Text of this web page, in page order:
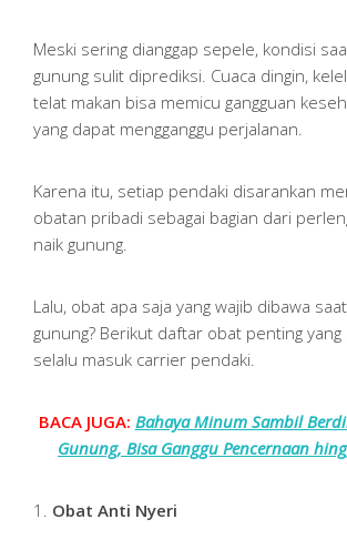
Meski sering dianggap sepele, kondisi
gunung sulit diprediksi. Cuaca dingin,
telat makan bisa memicu gangguan
yang dapat mengganggu perjalanan.
Karena itu, setiap pendaki disarankan
obatan pribadi sebagai bagian dari
naik gunung.
Lalu, obat apa saja yang wajib dibawa
gunung? Berikut daftar obat penting yang
selalu masuk carrier pendaki.
BACA JUGA: Bahaya Minum Sambil
Gunung, Bisa Ganggu Pencernaan
1. Obat Anti Nyeri